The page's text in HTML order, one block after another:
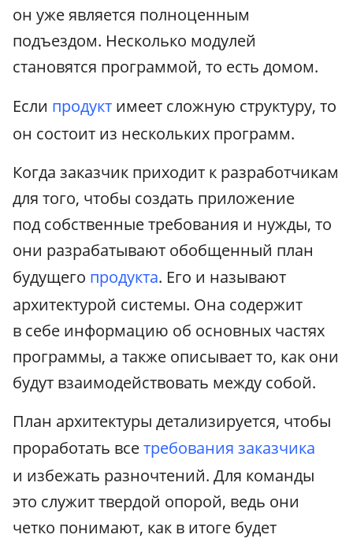
он уже является полноценным
подъездом. Несколько модулей
становятся программой, то есть домом.
Если продукт имеет сложную структуру, то
он состоит из нескольких программ.
Когда заказчик приходит к разработчикам
для того, чтобы создать приложение
под собственные требования и нужды, то
они разрабатывают обобщенный план
будущего продукта. Его и называют
архитектурой системы. Она содержит
в себе информацию об основных частях
программы, а также описывает то, как они
будут взаимодействовать между собой.
План архитектуры детализируется, чтобы
проработать всетребования заказчика
и избежать разночтений. Для команды
это служит твердой опорой, ведь они
четко понимают, как в итоге будет